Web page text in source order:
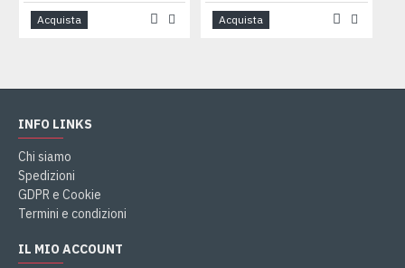
Acquista Acquista
INFO LINKS
Chi siamo
Spedizioni
GDPR e Cookie
Termini e condizioni
IL MIO ACCOUNT